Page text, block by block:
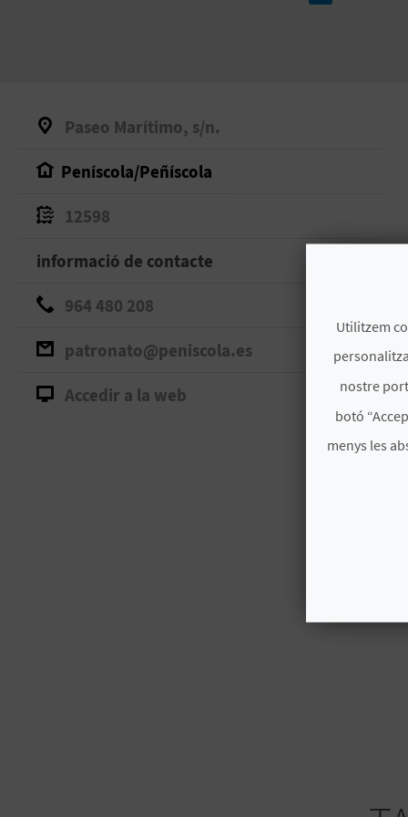
Paseo Marítimo, s/n.
Peníscola/Peñíscola
12598
informació de contacte
964 480 208
patronato@peniscola.es
Accedir a la web
Utilitzem
nostre
botó
menys les